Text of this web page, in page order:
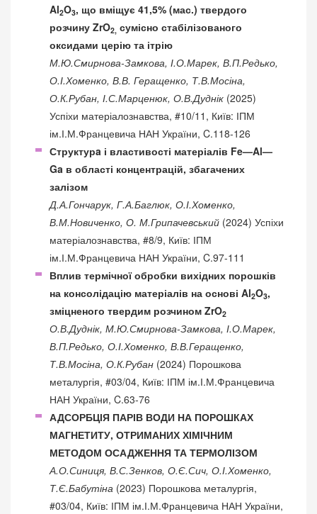
Al2O3, що вміщує 41,5% (мас.) твердого
розчину ZrO2, сумісно стабілізованого
оксидами церію та ітрію
М.Ю.Смирнова-Замкова, І.О.Марек, В.П.Редько,
О.І.Хоменко, В.В. Геращенко, Т.В.Мосіна,
О.К.Рубан, І.С.Марценюк, О.В.Дуднік (2025)
Успіхи матеріалознавства, #10/11, Київ: ІПМ
ім.І.М.Францевича НАН України, C.118-126
Структурa і властивості матеріалів Fe—Al—
Ga в області концентрацій, збагачених
залізом
Д.А.Гончарук, Г.А.Баглюк, О.І.Хоменко,
В.М.Новиченко, О. М.Грипачевський (2024) Успіхи
матеріалознавства, #8/9, Київ: ІПМ
ім.І.М.Францевича НАН України, C.97-111
Вплив термічної обробки вихідних порошків
на консолідацію матеріалів на основі Al2O3,
зміцненого твердим розчином ZrO2
О.В.Дуднік, М.Ю.Смирнова-Замкова, І.О.Марек,
В.П.Редько, О.І.Хоменко, В.В.Геращенко,
Т.В.Мосіна, О.К.Рубан (2024) Порошкова
металургія, #03/04, Київ: ІПМ ім.І.М.Францевича
НАН України, C.63-76
АДСОРБЦІЯ ПАРІВ ВОДИ НА ПОРОШКАХ
МАГНЕТИТУ, ОТРИМАНИХ ХІМІЧНИМ
МЕТОДОМ ОСАДЖЕННЯ ТА ТЕРМОЛІЗОМ
А.О.Синиця, В.С.Зенков, О.Є.Сич, О.І.Хоменко,
Т.Є.Бабутіна (2023) Порошкова металургія,
#03/04, Київ: ІПМ ім.І.М.Францевича НАН України,